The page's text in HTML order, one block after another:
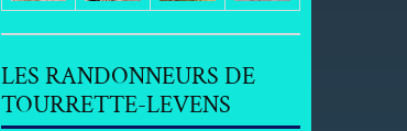
LES RANDONNEURS DE
TOURRETTE-LEVENS